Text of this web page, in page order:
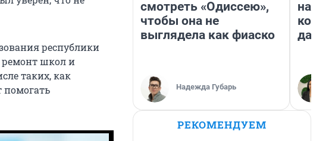
республики
школ и
таких, как
смотреть «Одиссею»,
чтобы она не
выглядела как фиаско
Надежда Губарь
даже
РЕКОМЕНДУЕМ